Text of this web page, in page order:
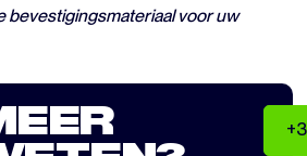
bevestigingsmateriaal voor uw